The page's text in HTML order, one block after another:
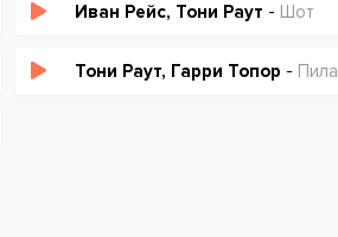
Иван Рейс, Тони Раут - Шот
Тони Раут, Гарри Топор - Пила